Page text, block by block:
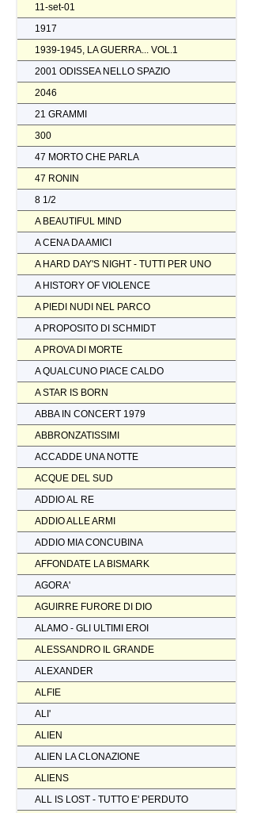
11-set-01
1917
1939-1945, LA GUERRA... VOL.1
2001 ODISSEA NELLO SPAZIO
2046
21 GRAMMI
300
47 MORTO CHE PARLA
47 RONIN
8 1/2
A BEAUTIFUL MIND
A CENA DA AMICI
A HARD DAY'S NIGHT - TUTTI PER UNO
A HISTORY OF VIOLENCE
A PIEDI NUDI NEL PARCO
A PROPOSITO DI SCHMIDT
A PROVA DI MORTE
A QUALCUNO PIACE CALDO
A STAR IS BORN
ABBA IN CONCERT 1979
ABBRONZATISSIMI
ACCADDE UNA NOTTE
ACQUE DEL SUD
ADDIO AL RE
ADDIO ALLE ARMI
ADDIO MIA CONCUBINA
AFFONDATE LA BISMARK
AGORA'
AGUIRRE FURORE DI DIO
ALAMO - GLI ULTIMI EROI
ALESSANDRO IL GRANDE
ALEXANDER
ALFIE
ALI'
ALIEN
ALIEN LA CLONAZIONE
ALIENS
ALL IS LOST - TUTTO E' PERDUTO